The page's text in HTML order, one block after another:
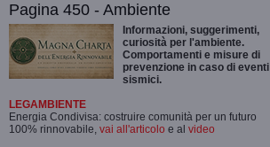
Pagina 450 - Ambiente
Informazioni, suggerimenti,
curiosità per l'ambiente.
Comportamenti e misure di
prevenzione in caso di eventi
sismici.
LEGAMBIENTE
Energia Condivisa: costruire comunità per un futuro
100% rinnovabile, vai all'articolo e al video